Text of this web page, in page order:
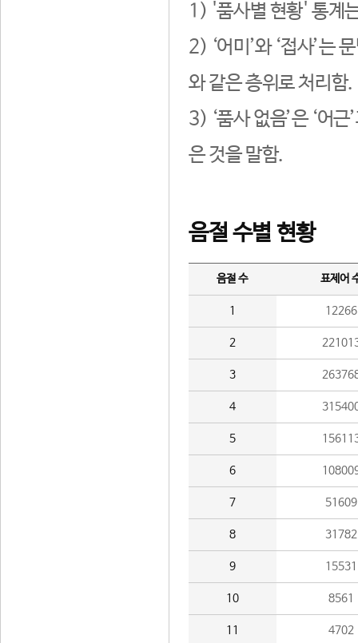
1) '품사별 현황' 통계
2) ‘어미’와 ‘접사’는
와 같은 층위로 처리함.
3) ‘품사 없음’은 ‘어
은 것을 말함.
음절 수별 현황
음절 수 표제어
1 12266
2
3
4
5
6
7 51609
8 31782
9 15531
10 8561
11 4702